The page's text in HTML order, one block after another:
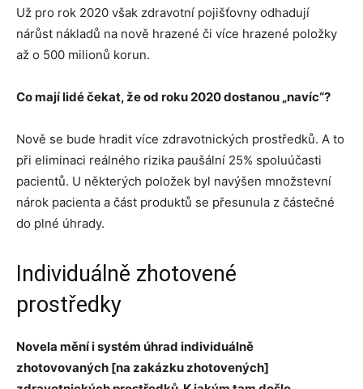
Už pro rok 2020 však zdravotní pojišťovny odhadují
nárůst nákladů na nově hrazené či více hrazené položky
až o 500 milionů korun.
Co mají lidé čekat, že od roku 2020 dostanou „navíc“?
Nově se bude hradit více zdravotnických prostředků. A to
při eliminaci reálného rizika paušální 25% spoluúčasti
pacientů. U některých položek byl navýšen množstevní
nárok pacienta a část produktů se přesunula z částečné
do plné úhrady.
Individuálně zhotovené
prostředky
Novela mění i systém úhrad individuálně
zhotovovaných [na zakázku zhotovených]